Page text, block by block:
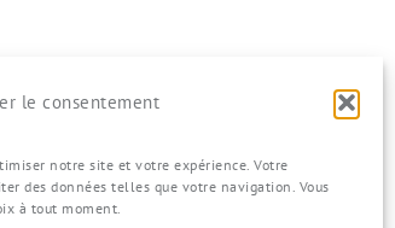
le consentement
notre site et votre expérience. Votre
des données telles que votre navigation. Vous
à tout moment.